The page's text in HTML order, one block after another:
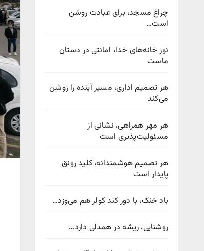
چراغ مسجد، برای عبادت روشن
است…
نور خانه‌های خدا، امانتی در دستان
ماست
هر تصمیم اداری، مسیر آینده را روشن
می‌کند
هر مهر همراهی، نشانی از
مسئولیت‌پذیری است
هر تصمیم هوشمندانه، کلید رونق
پایدار است
باد خنک، با دور کند کولر هم می‌وزد…
روشنایی، ریشه در همدلی دارد…